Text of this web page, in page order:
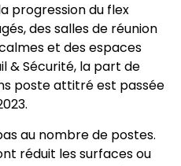
progression du flex
des salles de réunion
et des espaces
& Sécurité, la part de
poste attitré est passée
au nombre de postes.
réduit les surfaces ou